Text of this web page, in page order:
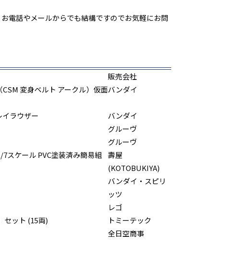
電話やメールからでも結構ですのでお気軽にお問
販売会社
変身ベルト アークル）仮面バンダイ
ラウザー
バンダイ
グルーヴ
グルーヴ
スケール PVC塗装済み簡易組
壽屋
(KOTOBUKIYA)
バンダイ・スピリ
ッツ
レゴ
セット (15両)
トミーテック
全日空商事